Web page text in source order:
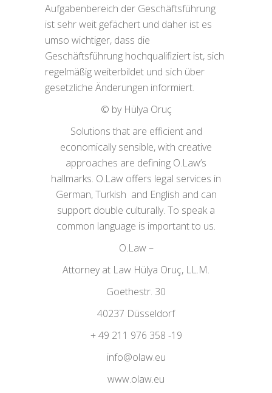
Aufgabenbereich der Geschäftsführung
ist sehr weit gefächert und daher ist es
umso wichtiger, dass die
Geschäftsführung hochqualifiziert ist, sich
regelmäßig weiterbildet und sich über
gesetzliche Änderungen informiert.
© by Hülya Oruç
Solutions that are efficient and
economically sensible, with creative
approaches are defining O.Law’s
hallmarks. O.Law offers legal services in
German, Turkish and English and can
support double culturally. To speak a
common language is important to us.
O.Law –
Attorney at Law Hülya Oruç, LL.M.
Goethestr. 30
40237 Düsseldorf
+ 49 211 976 358 -19
info@olaw.eu
www.olaw.eu